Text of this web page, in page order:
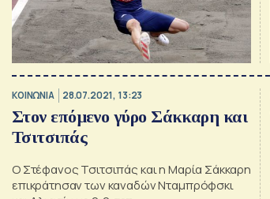
ΚΟΙΝΩΝΙΑ 28.07.2021, 13:23
Στον επόμενο γύρο Σάκκαρη και
Τσιτσιπάς
Ο Στέφανος Τσιτσιπάς και η Μαρία Σάκκαρη
επικράτησαν των καναδών Νταμπρόφσκι